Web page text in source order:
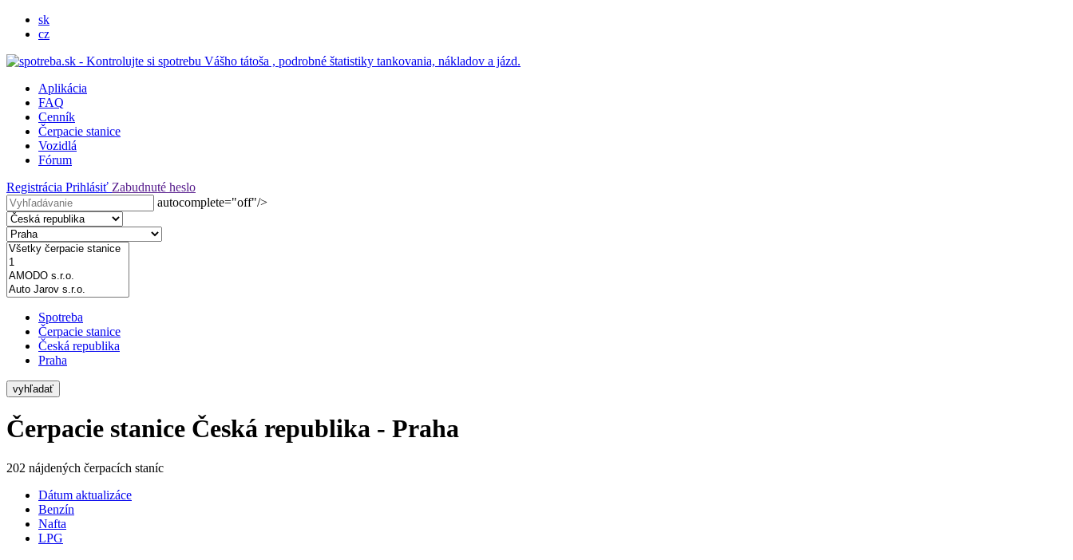
sk
cz
Aplikácia
FAQ
Cenník
Čerpacie stanice
Vozidlá
Fórum
Registrácia Prihlásiť Zabudnuté heslo
autocomplete="off"/>
Spotreba
Čerpacie stanice
Česká republika
Praha
vyhľadať
Čerpacie stanice Česká republika - Praha
202 nájdených čerpacích staníc
Dátum aktualizáce
Benzín
Nafta
LPG